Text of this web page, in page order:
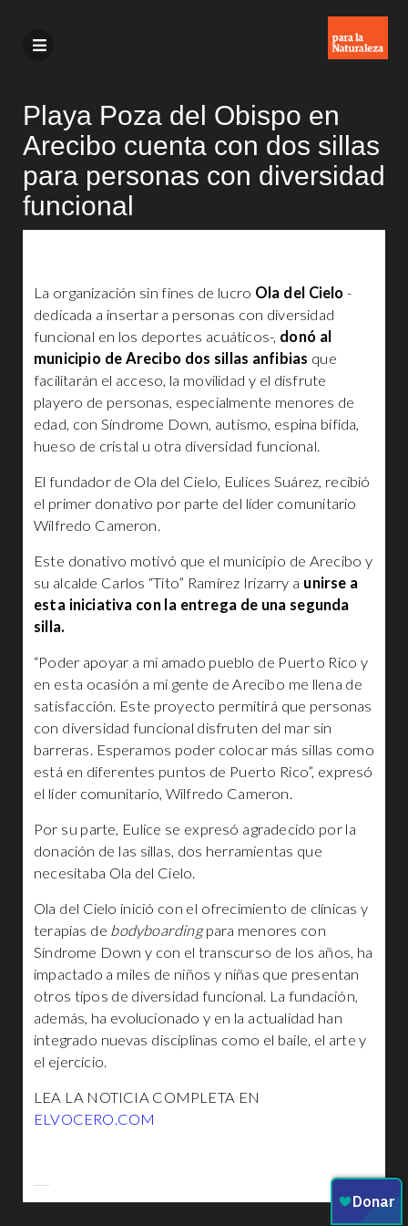
Playa Poza del Obispo en
Arecibo cuenta con dos sillas
para personas con diversidad
funcional
La organización sin fines de lucro Ola del Cielo -
dedicada a insertar a personas con diversidad
funcional en los deportes acuáticos-, donó al
municipio de Arecibo dos sillas anfibias que
facilitarán el acceso, la movilidad y el disfrute
playero de personas, especialmente menores de
edad, con Síndrome Down, autismo, espina bífida,
hueso de cristal u otra diversidad funcional.
El fundador de Ola del Cielo, Eulices Suárez, recibió
el primer donativo por parte del líder comunitario
Wilfredo Cameron.
Este donativo motivó que el municipio de Arecibo y
su alcalde Carlos “Tito” Ramírez Irizarry a unirse a
esta iniciativa con la entrega de una segunda
silla.
“Poder apoyar a mi amado pueblo de Puerto Rico y
en esta ocasión a mi gente de Arecibo me llena de
satisfacción. Este proyecto permitirá que personas
con diversidad funcional disfruten del mar sin
barreras. Esperamos poder colocar más sillas como
está en diferentes puntos de Puerto Rico”, expresó
el líder comunitario, Wilfredo Cameron.
Por su parte, Eulice se expresó agradecido por la
donación de las sillas, dos herramientas que
necesitaba Ola del Cielo.
Ola del Cielo inició con el ofrecimiento de clínicas y
terapias de bodyboardingpara menores con
Síndrome Down y con el transcurso de los años, ha
impactado a miles de niños y niñas que presentan
otros tipos de diversidad funcional. La fundación,
además, ha evolucionado y en la actualidad han
integrado nuevas disciplinas como el baile, el arte y
el ejercicio.
LEA LA NOTICIA COMPLETA EN
ELVOCERO.COM